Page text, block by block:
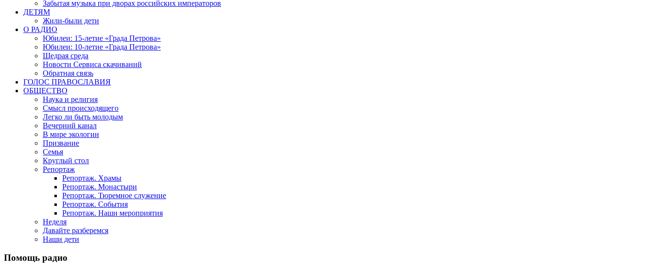
Забытая музыка при дворах российских императоров
ДЕТЯМ
Жили-были дети
О РАДИО
Юбилеи: 15-летие «Града Петрова»
Юбилеи: 10-летие «Града Петрова»
Щедрая среда
Новости Сервиса скачиваний
Обратная связь
ГОЛОС ПРАВОСЛАВИЯ
ОБЩЕСТВО
Наука и религия
Смысл происходящего
Легко ли быть молодым
Вечерний канал
В мире экологии
Призвание
Семья
Круглый стол
Репортаж
Репортаж. Храмы
Репортаж. Монастыри
Репортаж. Тюремное служение
Репортаж. События
Репортаж. Наши мероприятия
Неделя
Давайте разберемся
Наши дети
Помощь радио